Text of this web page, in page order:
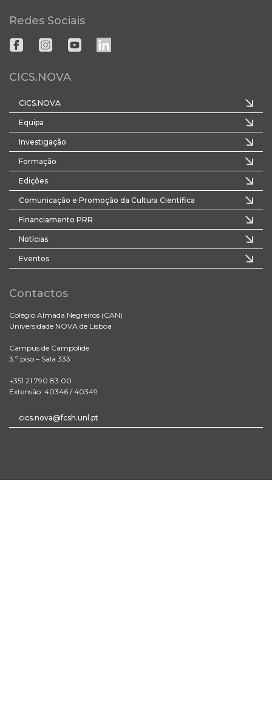
Redes Sociais
CICS.NOVA
CICS.NOVA
Equipa
Investigação
Formação
Edições
Comunicação e Promoção da Cultura Científica
Financiamento PRR
Notícias
Eventos
Contactos
Colégio Almada Negreiros (CAN)
Universidade NOVA de Lisboa
Campus de Campolide
3.º piso – Sala 333
+351 21 790 83 00
Extensão: 40346 / 40349
cics.nova@fcsh.unl.pt